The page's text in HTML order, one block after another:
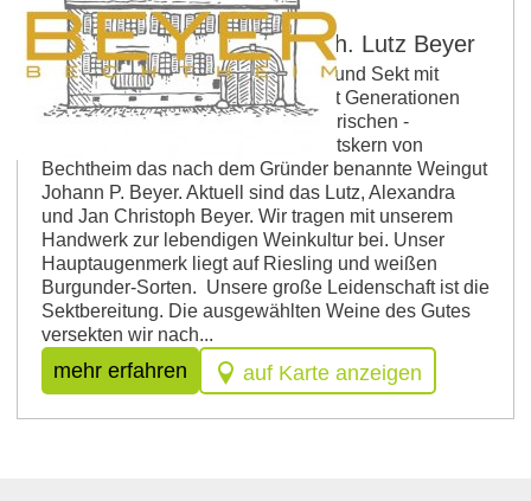
Weingut Johann P. Beyer Inh. Lutz Beyer
Weingut Johann P. BEYER - Wein und Sekt mit
individuellem Charakter Bereits seit Generationen
bewirtschaften wir in unserem historischen -
denkmalgeschützen- Gutshof im Ortskern von
Bechtheim das nach dem Gründer benannte Weingut
Johann P. Beyer. Aktuell sind das Lutz, Alexandra
und Jan Christoph Beyer. Wir tragen mit unserem
Handwerk zur lebendigen Weinkultur bei. Unser
Hauptaugenmerk liegt auf Riesling und weißen
Burgunder-Sorten. Unsere große Leidenschaft ist die
Sektbereitung. Die ausgewählten Weine des Gutes
versekten wir nach...
mehr erfahren auf Karte anzeigen